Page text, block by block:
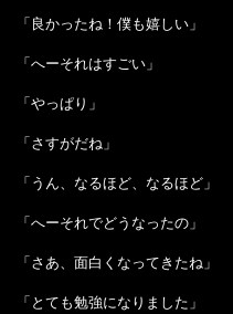
「良かったね！僕も嬉しい」
「へーそれはすごい」
「やっぱり」
「さすがだね」
「うん、なるほど、なるほど」
「へーそれでどうなったの」
「さあ、面白くなってきたね」
「とても勉強になりました」